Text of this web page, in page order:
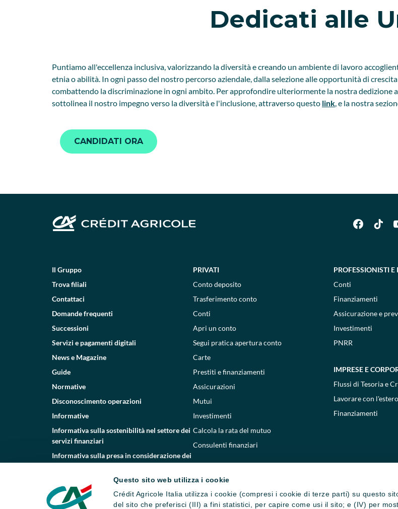
Questo sito web utilizza i cookie
Crédit Agricole Italia utilizza i cookie (compresi i cookie di terze parti) su questo
del sito che preferisci (III) a fini statistici, per capire come usi il sito; e (IV) per
Dedicati alle
Puntiamo all'eccellenza inclusiva, valorizzando la diversità e creando un ambiente di lavoro
etnia o abilità. In ogni passo del nostro percorso aziendale, dalla selezione alle opportunità di
combattendo la discriminazione in ogni ambito. Per approfondire ulteriormente la nostra dedizione
sottolinea il nostro impegno verso la diversità e l'inclusione, attraverso questo link, e la nostra
CANDIDATI ORA
Il Gruppo
Trova filiali
Contattaci
Domande frequenti
Successioni
Servizi e pagamenti digitali
News e Magazine
Guide
Normative
Disconoscimento operazioni
Informative
Informativa sulla sostenibilità nel settore dei
servizi finanziari
Informativa sulla presa in considerazione dei
Whistleblowing
PRIVATI
Conto deposito
Trasferimento conto
Conti
Apri un conto
Segui pratica apertura conto
Carte
Prestiti e finanziamenti
Assicurazioni
Mutui
Investimenti
Calcola la rata del mutuo
Consulenti finanziari
PROFESSIONISTI E
Conti
Finanziamenti
Assicurazione e
Investimenti
PNRR
IMPRESE E
Flussi di Tesoria e
Lavorare con l'estero
Finanziamenti